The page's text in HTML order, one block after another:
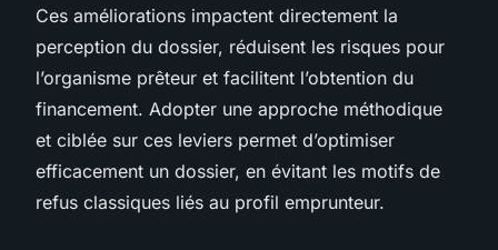
Ces améliorations impactent directement la
perception du dossier, réduisent les risques pour
l’organisme prêteur et facilitent l’obtention du
financement. Adopter une approche méthodique
et ciblée sur ces leviers permet d’optimiser
efficacement un dossier, en évitant les motifs de
refus classiques liés au profil emprunteur.